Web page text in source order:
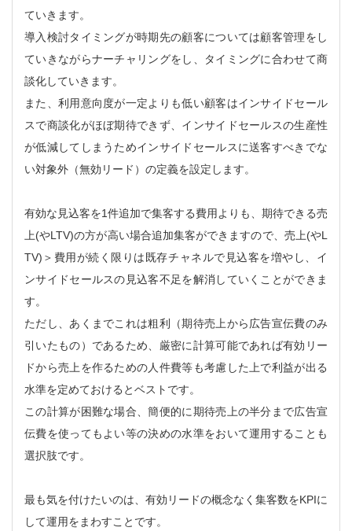
ていきます。
導入検討タイミングが時期先の顧客については顧客管理をし
ていきながらナーチャリングをし、タイミングに合わせて商
談化していきます。
また、利用意向度が一定よりも低い顧客はインサイドセール
スで商談化がほぼ期待できず、インサイドセールスの生産性
が低減してしまうためインサイドセールスに送客すべきでな
い対象外（無効リード）の定義を設定します。
有効な見込客を1件追加で集客する費用よりも、期待できる売
上(やLTV)の方が高い場合追加集客ができますので、売上(やL
TV)＞費用が続く限りは既存チャネルで見込客を増やし、イ
ンサイドセールスの見込客不足を解消していくことができま
す。
ただし、あくまでこれは粗利（期待売上から広告宣伝費のみ
引いたもの）であるため、厳密に計算可能であれば有効リー
ドから売上を作るための人件費等も考慮した上で利益が出る
水準を定めておけるとベストです。
この計算が困難な場合、簡便的に期待売上の半分まで広告宣
伝費を使ってもよい等の決めの水準をおいて運用することも
選択肢です。
最も気を付けたいのは、有効リードの概念なく集客数をKPIに
して運用をまわすことです。